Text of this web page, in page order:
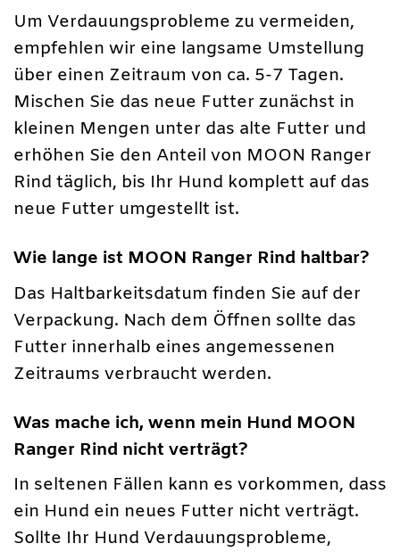
Um Verdauungsprobleme zu vermeiden,
empfehlen wir eine langsame Umstellung
über einen Zeitraum von ca. 5-7 Tagen.
Mischen Sie das neue Futter zunächst in
kleinen Mengen unter das alte Futter und
erhöhen Sie den Anteil von MOON Ranger
Rind täglich, bis Ihr Hund komplett auf das
neue Futter umgestellt ist.
Wie lange ist MOON Ranger Rind haltbar?
Das Haltbarkeitsdatum finden Sie auf der
Verpackung. Nach dem Öffnen sollte das
Futter innerhalb eines angemessenen
Zeitraums verbraucht werden.
Was mache ich, wenn mein Hund MOON
Ranger Rind nicht verträgt?
In seltenen Fällen kann es vorkommen, dass
ein Hund ein neues Futter nicht verträgt.
Sollte Ihr Hund Verdauungsprobleme,